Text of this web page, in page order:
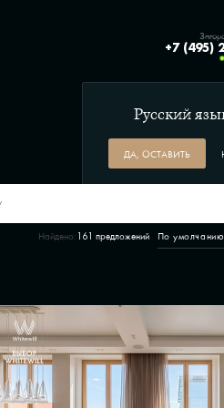
+7 (495)
Найдено: 161 предложений По умолчанию
Русский
ДА, ОСТАВИТЬ